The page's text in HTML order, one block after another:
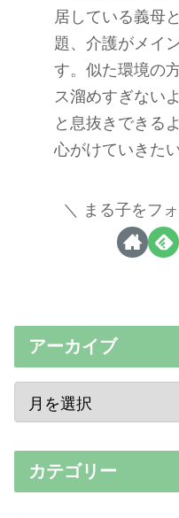
居している義母
題、介護がメイ
す。似た環境の
ス溜めすぎない
と息抜きできる
心がけていきた
まる子をフ
アーカイブ
カテゴリー